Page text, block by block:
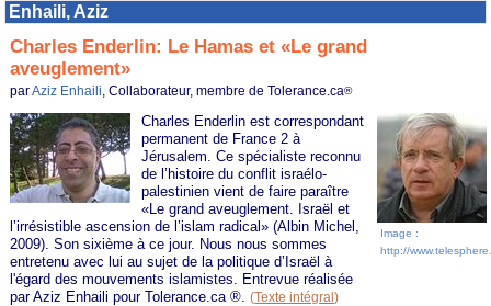
Enhaili, Aziz
Charles Enderlin: Le Hamas et «Le grand
aveuglement»
parAziz Enhaili, Collaborateur, membre de Tolerance.ca®
Image :
http://
Charles Enderlin est correspondant
permanent de France 2 à
Jérusalem. Ce spécialiste reconnu
de l’histoire du conflit israélo-
palestinien vient de faire paraître
«Le grand aveuglement. Israël et
l’irrésistible ascension de l’islam radical» (Albin Michel,
2009). Son sixième à ce jour. Nous nous sommes
entretenu avec lui au sujet de la politique d’Israël à
l'égard des mouvements islamistes. Entrevue réalisée
par Aziz Enhaili pour Tolerance.ca ®.(Texte intégral)